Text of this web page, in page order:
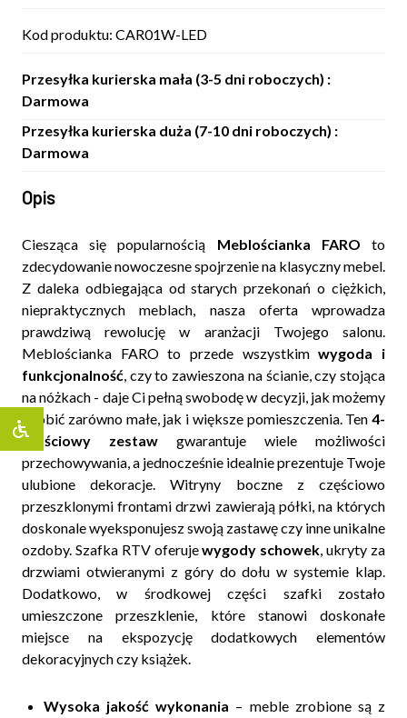
Kod produktu: CAR01W-LED
Przesyłka kurierska mała (3-5 dni roboczych) :
Darmowa
Przesyłka kurierska duża (7-10 dni roboczych) :
Darmowa
Opis
Ciesząca się popularnością Meblościanka FARO to
zdecydowanie nowoczesne spojrzenie na klasyczny mebel.
Z daleka odbiegająca od starych przekonań o ciężkich,
niepraktycznych meblach, nasza oferta wprowadza
prawdziwą rewolucję w aranżacji Twojego salonu.
Meblościanka FARO to przede wszystkimwygoda i
funkcjonalność, czy to zawieszona na ścianie, czy stojąca
na nóżkach - daje Ci pełną swobodę w decyzji, jak możemy
zdobić zarówno małe, jak i większe pomieszczenia. Ten 4-
częściowy zestaw gwarantuje wiele możliwości
przechowywania, a jednocześnie idealnie prezentuje Twoje
ulubione dekoracje. Witryny boczne z częściowo
przeszklonymi frontami drzwi zawierają półki, na których
doskonale wyeksponujesz swoją zastawę czy inne unikalne
ozdoby. Szafka RTV oferujewygody schowek, ukryty za
drzwiami otwieranymi z góry do dołu w systemie klap.
Dodatkowo, w środkowej części szafki zostało
umieszczone przeszklenie, które stanowi doskonałe
miejsce na ekspozycję dodatkowych elementów
dekoracyjnych czy książek.
Wysoka jakość wykonania – meble zrobione są z